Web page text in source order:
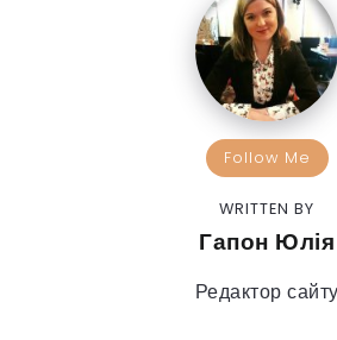
Follow Me
WRITTEN BY
Гапон Юлія
Редактор сайту